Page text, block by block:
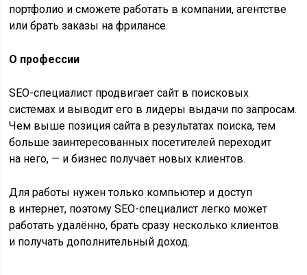
портфолио и сможете работать в компании, агентстве
или брать заказы на фрилансе.
О профессии
SEO-специалист продвигает сайт в поисковых
системах и выводит его в лидеры выдачи по запросам.
Чем выше позиция сайта в результатах поиска, тем
больше заинтересованных посетителей переходит
на него, — и бизнес получает новых клиентов.
Для работы нужен только компьютер и доступ
в интернет, поэтому SEO-специалист легко может
работать удалённо, брать сразу несколько клиентов
и получать дополнительный доход.